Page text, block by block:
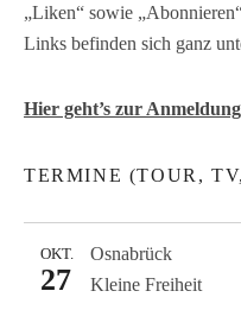
„Liken“ sowie
Links befinden sich ganz
Hier geht’s zur Anmeldung
TERMINE (TOUR,
Osnabrück
OKT.
27 Kleine Freiheit